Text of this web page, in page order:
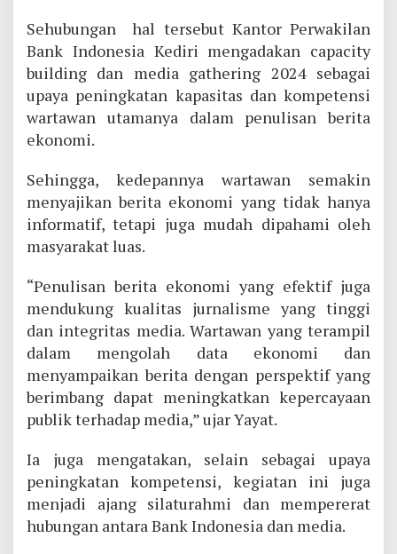
Sehubungan hal tersebut Kantor Perwakilan
Bank Indonesia Kediri mengadakan capacity
building dan media gathering 2024 sebagai
upaya peningkatan kapasitas dan kompetensi
wartawan utamanya dalam penulisan berita
ekonomi.
Sehingga, kedepannya wartawan semakin
menyajikan berita ekonomi yang tidak hanya
informatif, tetapi juga mudah dipahami oleh
masyarakat luas.
“Penulisan berita ekonomi yang efektif juga
mendukung kualitas jurnalisme yang tinggi
dan integritas media. Wartawan yang terampil
dalam mengolah data ekonomi dan
menyampaikan berita dengan perspektif yang
berimbang dapat meningkatkan kepercayaan
publik terhadap media,” ujar Yayat.
Ia juga mengatakan, selain sebagai upaya
peningkatan kompetensi, kegiatan ini juga
menjadi ajang silaturahmi dan mempererat
hubungan antara Bank Indonesia dan media.